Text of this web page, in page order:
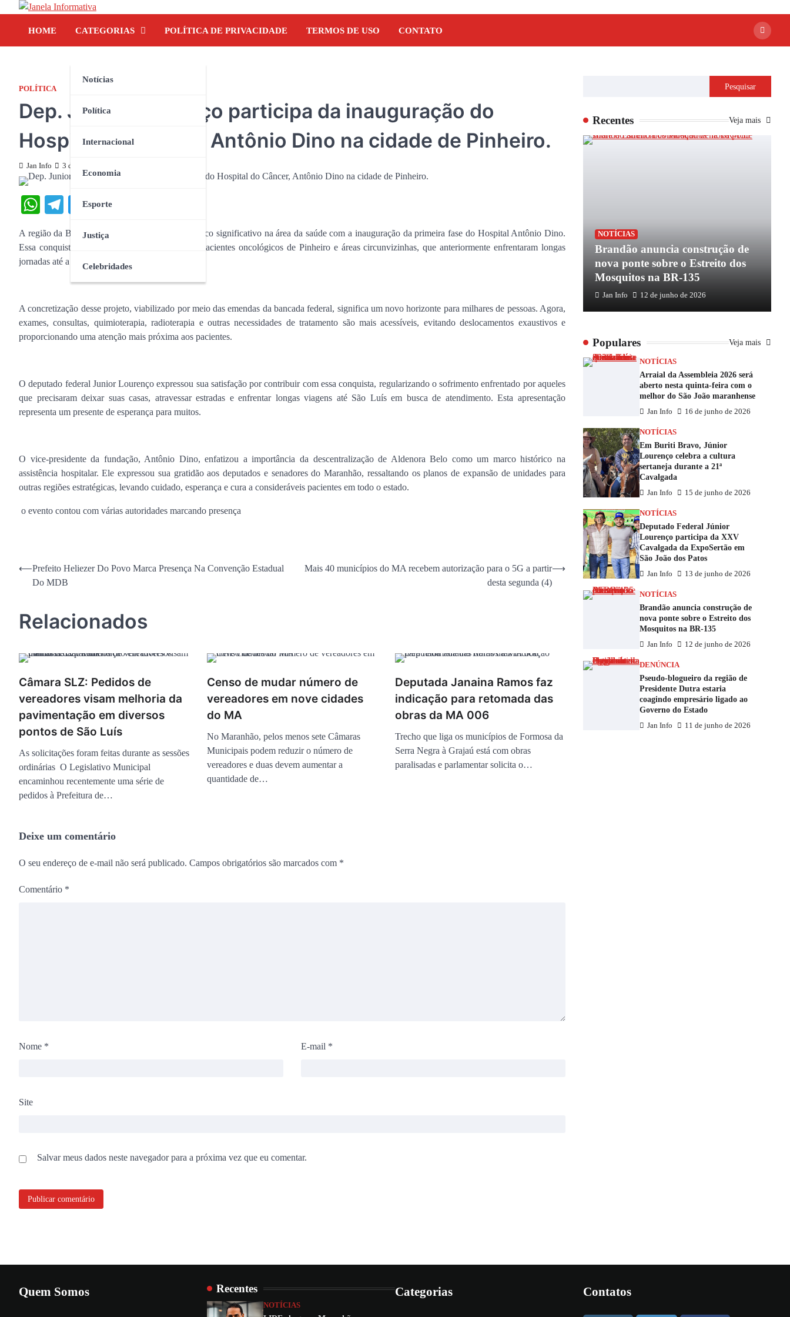
HOME CATEGORIAS
Notícias
Política
Internacional
Economia
Esporte
Justiça
Celebridades
POLÍTICA DE PRIVACIDADE TERMOS DE USO CONTATO
POLÍTICA
Dep. Junior Lourenço participa da inauguração do
Hospital do Câncer, Antônio Dino na cidade de Pinheiro.
Jan Info 3 de dezembro de 2023
WhatsApp
Telegram
TwitterFacebook
A região da Baixada Maranhense celebra um marco significativo na área da saúde com a inauguração da primeira fase do Hospital Antônio Dino.
Essa conquista representa um intervalo para os pacientes oncológicos de Pinheiro e áreas circunvizinhas, que anteriormente enfrentaram longas
jornadas até a capital em busca de tratamento.
A concretização desse projeto, viabilizado por meio das emendas da bancada federal, significa um novo horizonte para milhares de pessoas. Agora,
exames, consultas, quimioterapia, radioterapia e outras necessidades de tratamento são mais acessíveis, evitando deslocamentos exaustivos e
proporcionando uma atenção mais próxima aos pacientes.
O deputado federal Junior Lourenço expressou sua satisfação por contribuir com essa conquista, regularizando o sofrimento enfrentado por aqueles
que precisaram deixar suas casas, atravessar estradas e enfrentar longas viagens até São Luís em busca de atendimento. Esta apresentação
representa um presente de esperança para muitos.
O vice-presidente da fundação, Antônio Dino, enfatizou a importância da descentralização de Aldenora Belo como um marco histórico na
assistência hospitalar. Ele expressou sua gratidão aos deputados e senadores do Maranhão, ressaltando os planos de expansão de unidades para
outras regiões estratégicas, levando cuidado, esperança e cura a consideráveis ​​pacientes em todo o estado.
o evento contou com várias autoridades marcando presença
Navegação
⟵Prefeito Heliezer Do Povo Marca Presença Na Convenção Estadual
Do MDB
Mais 40 municípios do MA recebem autorização para o 5G a partir
desta segunda (4)
⟶
Relacionados
Câmara SLZ: Pedidos de
vereadores visam melhoria da
pavimentação em diversos
pontos de São Luís
As solicitações foram feitas durante as sessões
ordinárias O Legislativo Municipal
encaminhou recentemente uma série de
pedidos à Prefeitura de…
Censo de mudar número de
vereadores em nove cidades
do MA
No Maranhão, pelos menos sete Câmaras
Municipais podem reduzir o número de
vereadores e duas devem aumentar a
quantidade de…
Deputada Janaina Ramos faz
indicação para retomada das
obras da MA 006
Trecho que liga os municípios de Formosa da
Serra Negra à Grajaú está com obras
paralisadas e parlamentar solicita o…
Deixe um comentário
O seu endereço de e-mail não será publicado. Campos obrigatórios são marcados com *
Comentário *
Nome * E-mail *
Site
Salvar meus dados neste navegador para a próxima vez que eu comentar.
Pesquisar
Recentes Veja mais
NOTÍCIAS
Orleans Brandão recebe apoio de
NOTÍCIAS
Brandão anuncia construção de
nova ponte sobre o Estreito dos
Mosquitos na BR-135
Jan Info 12 de junho de 2026
Populares Veja mais
NOTÍCIAS
Arraial da Assembleia 2026 será
aberto nesta quinta-feira com o
melhor do São João maranhense
Jan Info 16 de junho de 2026
NOTÍCIAS
Em Buriti Bravo, Júnior
Lourenço celebra a cultura
sertaneja durante a 21ª
Cavalgada
Jan Info 15 de junho de 2026
NOTÍCIAS
Deputado Federal Júnior
Lourenço participa da XXV
Cavalgada da ExpoSertão em
São João dos Patos
Jan Info 13 de junho de 2026
NOTÍCIAS
Brandão anuncia construção de
nova ponte sobre o Estreito dos
Mosquitos na BR-135
Jan Info 12 de junho de 2026
DENÚNCIA
Pseudo-blogueiro da região de
Presidente Dutra estaria
coagindo empresário ligado ao
Governo do Estado
Jan Info 11 de junho de 2026
Quem Somos Recentes
NOTÍCIAS
Categorias Contatos